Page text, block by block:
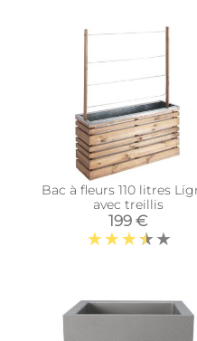
Bac à fleurs 110 litres
avec treillis
199 €